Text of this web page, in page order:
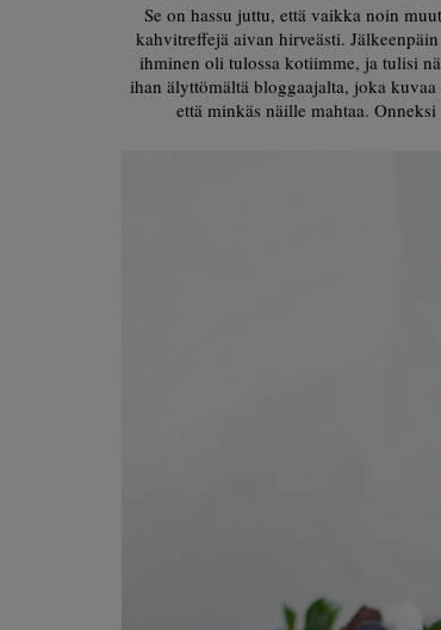
Se on hassu juttu, että vaikka noin
kahvitreffejä aivan hirveästi.
ihminen oli tulossa kotiimme, ja tulisi
ihan älyttömältä bloggaajalta, joka
että minkäs näille mahtaa.